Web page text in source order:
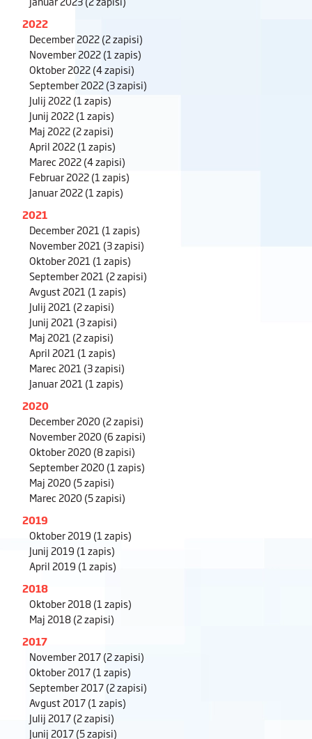
2022
December 2022(2 zapisi)
November 2022(1 zapis)
Oktober 2022(4 zapisi)
September 2022(3 zapisi)
Julij 2022(1 zapis)
Junij 2022(1 zapis)
Maj 2022(2 zapisi)
April 2022(1 zapis)
Marec 2022(4 zapisi)
Februar 2022(1 zapis)
Januar 2022(1 zapis)
2021
December 2021 (1 zapis)
November 2021 (3 zapisi)
Oktober 2021 (1 zapis)
September 2021 (2 zapisi)
Avgust 2021 (1 zapis)
Julij 2021 (2 zapisi)
Junij 2021 (3 zapisi)
Maj 2021 (2 zapisi)
April 2021 (1 zapis)
Marec 2021 (3 zapisi)
Januar 2021 (1 zapis)
2020
December 2020(2 zapisi)
November 2020(6 zapisi)
Oktober 2020(8 zapisi)
September 2020(1 zapis)
Maj 2020(5 zapisi)
Marec 2020(5 zapisi)
2019
Oktober 2019 (1 zapis)
Junij 2019 (1 zapis)
April 2019 (1 zapis)
2018
Oktober 2018(1 zapis)
Maj 2018(2 zapisi)
2017
November 2017(2 zapisi)
Oktober 2017(1 zapis)
September 2017(2 zapisi)
Avgust 2017(1 zapis)
Julij 2017(2 zapisi)
Junij 2017(5 zapisi)